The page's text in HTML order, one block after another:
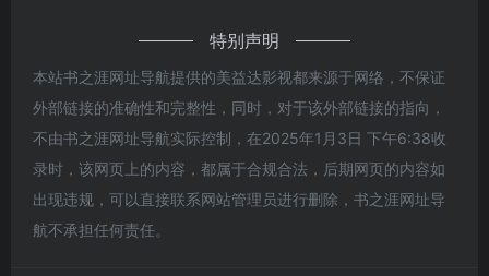
特别声明
本站书之涯网址导航提供的美益达影视都来源于网络，不保证
外部链接的准确性和完整性，同时，对于该外部链接的指向，
不由书之涯网址导航实际控制，在2025年1月3日 下午6:38收
录时，该网页上的内容，都属于合规合法，后期网页的内容如
出现违规，可以直接联系网站管理员进行删除，书之涯网址导
航不承担任何责任。